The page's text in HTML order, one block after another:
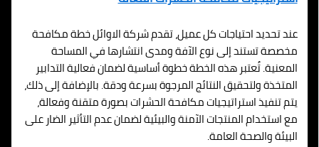
عند تحديد احتياجات كل عميل، تقدم شركة الاوائل خطة مكافحة
مخصصة تستند إلى نوع الآفة ومدى انتشارها في المساحة
المعنية. تُعتبر هذه الخطة خطوة أساسية لضمان فعالية التدابير
المتخذة ولتحقيق النتائج المرجوة بسرعة ودقة. بالإضافة إلى ذلك،
يتم تنفيذ استراتيجيات مكافحة الحشرات بصورة متقنة وفعالة،
مع استخدام المنتجات الآمنة والبيئية لضمان عدم التأثير الضار على
البيئة والصحة العامة.